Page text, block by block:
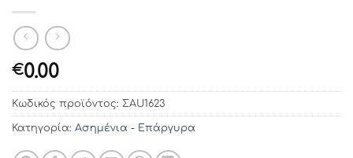
€0.00
Κωδικός προϊόντος: ΣAU1623
Κατηγορία: Ασημένια - Επάργυρα